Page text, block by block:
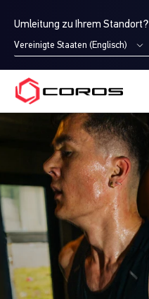
Umleitung zu Ihrem Standort?
Vereinigte Staaten (Englisch)
COROS DE